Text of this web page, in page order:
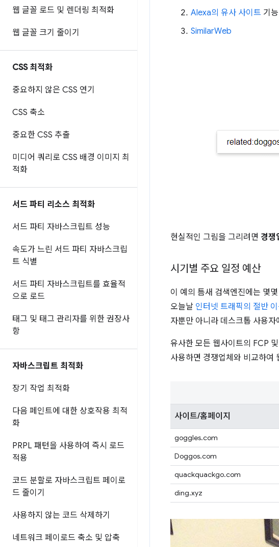
웹 글꼴 로드 및 렌더링 최적화
웹 글꼴 크기 줄이기
CSS 최적화
중요하지 않은 CSS 연기
CSS 축소
중요한 CSS 추출
미디어 쿼리로 CSS 배경 이미지 최
적화
서드 파티 리소스 최적화
서드 파티 자바스크립트 성능
속도가 느린 서드 파티 자바스크립
트 식별
서드 파티 자바스크립트를 효율적
으로 로드
태그 및 태그 관리자를 위한 권장사
항
자바스크립트 최적화
장기 작업 최적화
다음 페인트에 대한 상호작용 최적
화
PRPL 패턴을 사용하여 즉시 로드
적용
코드 분할로 자바스크립트 페이로
드 줄이기
사용하지 않는 코드 삭제하기
네트워크 페이로드 축소 및 압축
Alexa의 유사 사이트 기능
SimilarWeb
현실적인 그림을 그리려면 경쟁
시기별 주요 일정 예산
이 예의 틈새 검색엔진에는 몇
오늘날 인터넷 트래픽의 절반
자뿐만 아니라 데스크톱 사용
유사한 모든 웹사이트의 FCP
사용하면 경쟁업체와 비교하여
사이트/홈페이지
goggles.com
Doggos.com
quackquackgo.com
ding.xyz